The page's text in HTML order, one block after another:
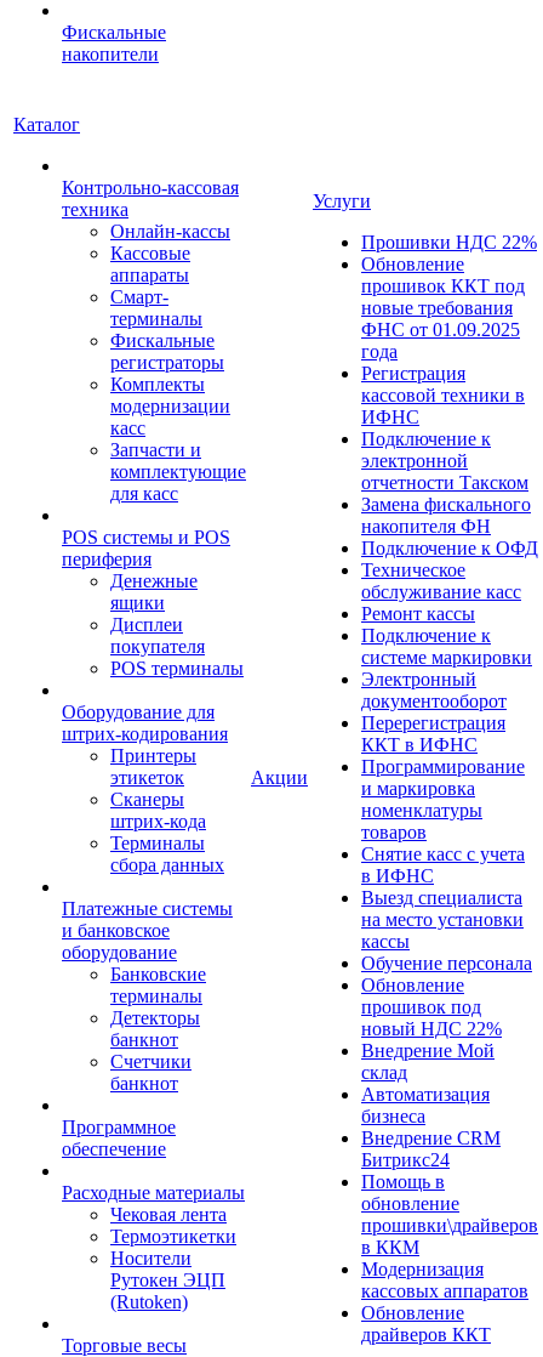
Фискальные
накопители
Каталог
Контрольно-кассовая
техника
Онлайн-кассы
Кассовые
аппараты
Смарт-
терминалы
Фискальные
регистраторы
Комплекты
модернизации
касс
Запчасти и
комплектующие
для касс
POS системы и POS
периферия
Денежные
ящики
Дисплеи
покупателя
POS терминалы
Оборудование для
штрих-кодирования
Принтеры
этикеток
Сканеры
штрих-кода
Терминалы
сбора данных
Платежные системы
и банковское
оборудование
Банковские
терминалы
Детекторы
банкнот
Счетчики
банкнот
Программное
обеспечение
Расходные материалы
Чековая лента
Термоэтикетки
Носители
Рутокен ЭЦП
(Rutoken)
Торговые весы
Акции
Услуги
Прошивки НДС 22%
Обновление
прошивок ККТ под
новые требования
ФНС от 01.09.2025
года
Регистрация
кассовой техники в
ИФНС
Подключение к
электронной
отчетности Такском
Замена фискального
накопителя ФН
Подключение к ОФД
Техническое
обслуживание касс
Ремонт кассы
Подключение к
системе маркировки
Электронный
документооборот
Перерегистрация
ККТ в ИФНС
Программирование
и маркировка
номенклатуры
товаров
Снятие касс с учета
в ИФНС
Выезд специалиста
на место установки
кассы
Обучение персонала
Обновление
прошивок под
новый НДС 22%
Внедрение Мой
склад
Автоматизация
бизнеса
Внедрение CRM
Битрикс24
Помощь в
обновление
прошивки\драйверов
в ККМ
Модернизация
кассовых аппаратов
Обновление
драйверов ККТ